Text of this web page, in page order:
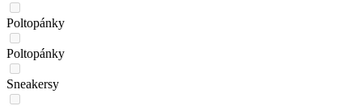
Poltopánky
Poltopánky
Sneakersy